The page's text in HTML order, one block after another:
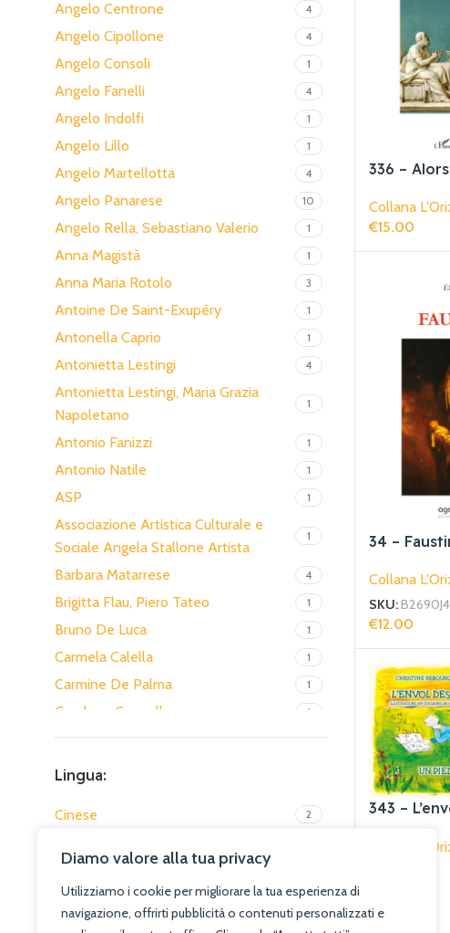
Diamo valore alla tua privacy
Utilizziamo i cookie per migliorare la tua esperienza di
navigazione, offrirti pubblicità o contenuti personalizzati e
Angelo Centrone 4
Angelo Cipollone 4
Angelo Consoli 1
Angelo Fanelli 4
Angelo Indolfi 1
Angelo Lillo 1
Angelo Martellotta 4
Angelo Panarese 10
Angelo Rella, Sebastiano Valerio 1
Anna Magistà 1
Anna Maria Rotolo 3
Antoine De Saint-Exupéry 1
Antonella Caprio 1
Antonietta Lestingi 4
Antonietta Lestingi, Maria Grazia
Napoletano
1
Antonio Fanizzi 1
Antonio Natile 1
ASP 1
Associazione Artistica Culturale e
Sociale Angela Stallone Artista
1
Barbara Matarrese 4
Brigitta Flau, Piero Tateo 1
Bruno De Luca 1
Carmela Calella 1
Carmine De Palma 1
Carolyne Cannella 1
Centro Studi sui dialetti Apulo-Baresi 2
Christine Rebourg Roesler
Huon
1
Claude Debussy 1
Claudio Ermogene Del Medico
Lingua:
Cinese 2
Inglese
italiano 298
italiano, Cinese
336 –
Collana
€15.00
34 –
Collana
SKU:
€12.00
343 –
de
Collana